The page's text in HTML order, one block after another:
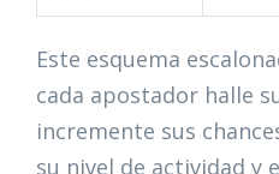
Este esquema
cada apostador halle
incremente sus
su nivel de actividad y